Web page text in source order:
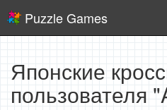
Puzzle Games
Японские
пользователя